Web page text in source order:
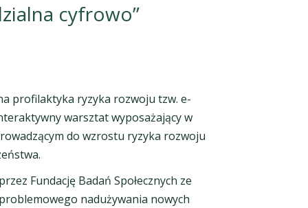
cyfrowo”
profilaktyka ryzyka rozwoju tzw. e-
warsztat wyposażający w
do wzrostu ryzyka rozwoju
Fundację Badań Społecznych ze
nadużywania nowych